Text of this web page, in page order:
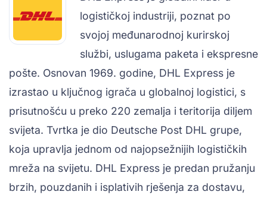
logističkoj industriji, poznat po
svojoj međunarodnoj kurirskoj
službi, uslugama paketa i ekspresne
pošte. Osnovan 1969. godine, DHL Express je
izrastao u ključnog igrača u globalnoj logistici, s
prisutnošću u preko 220 zemalja i teritorija diljem
svijeta. Tvrtka je dio Deutsche Post DHL grupe,
koja upravlja jednom od najopsežnijih logističkih
mreža na svijetu. DHL Express je predan pružanju
brzih, pouzdanih i isplativih rješenja za dostavu,